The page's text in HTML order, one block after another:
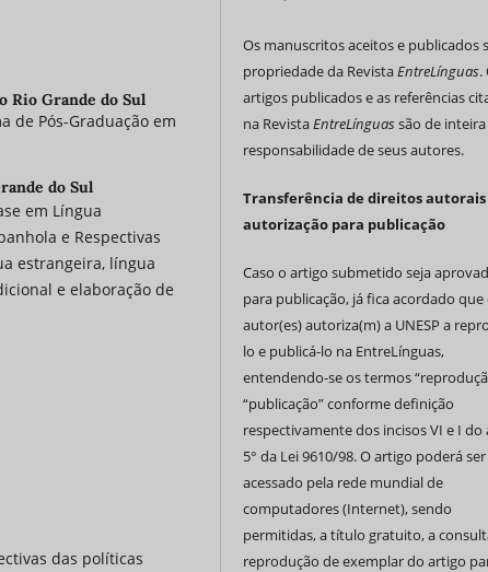
Rio Grande do Sul
de Pós-Graduação em
do Sul
em Língua
e Respectivas
estrangeira, língua
e elaboração de
das políticas
Os manuscritos aceitos e publicados
propriedade da Revista EntreLínguas.
artigos publicados e as referências
na Revista EntreLínguas são de inteira
responsabilidade de seus autores.
Transferência de direitos autorais
autorização para publicação
Caso o artigo submetido seja
para publicação, já fica acordado que
autor(es) autoriza(m) a UNESP a
lo e publicá-lo na EntreLínguas,
entendendo-se os termos
“publicação” conforme definição
respectivamente dos incisos VI e I do
5° da Lei 9610/98. O artigo poderá ser
acessado pela rede mundial de
computadores (Internet), sendo
permitidas, a título gratuito, a
reprodução de exemplar do artigo